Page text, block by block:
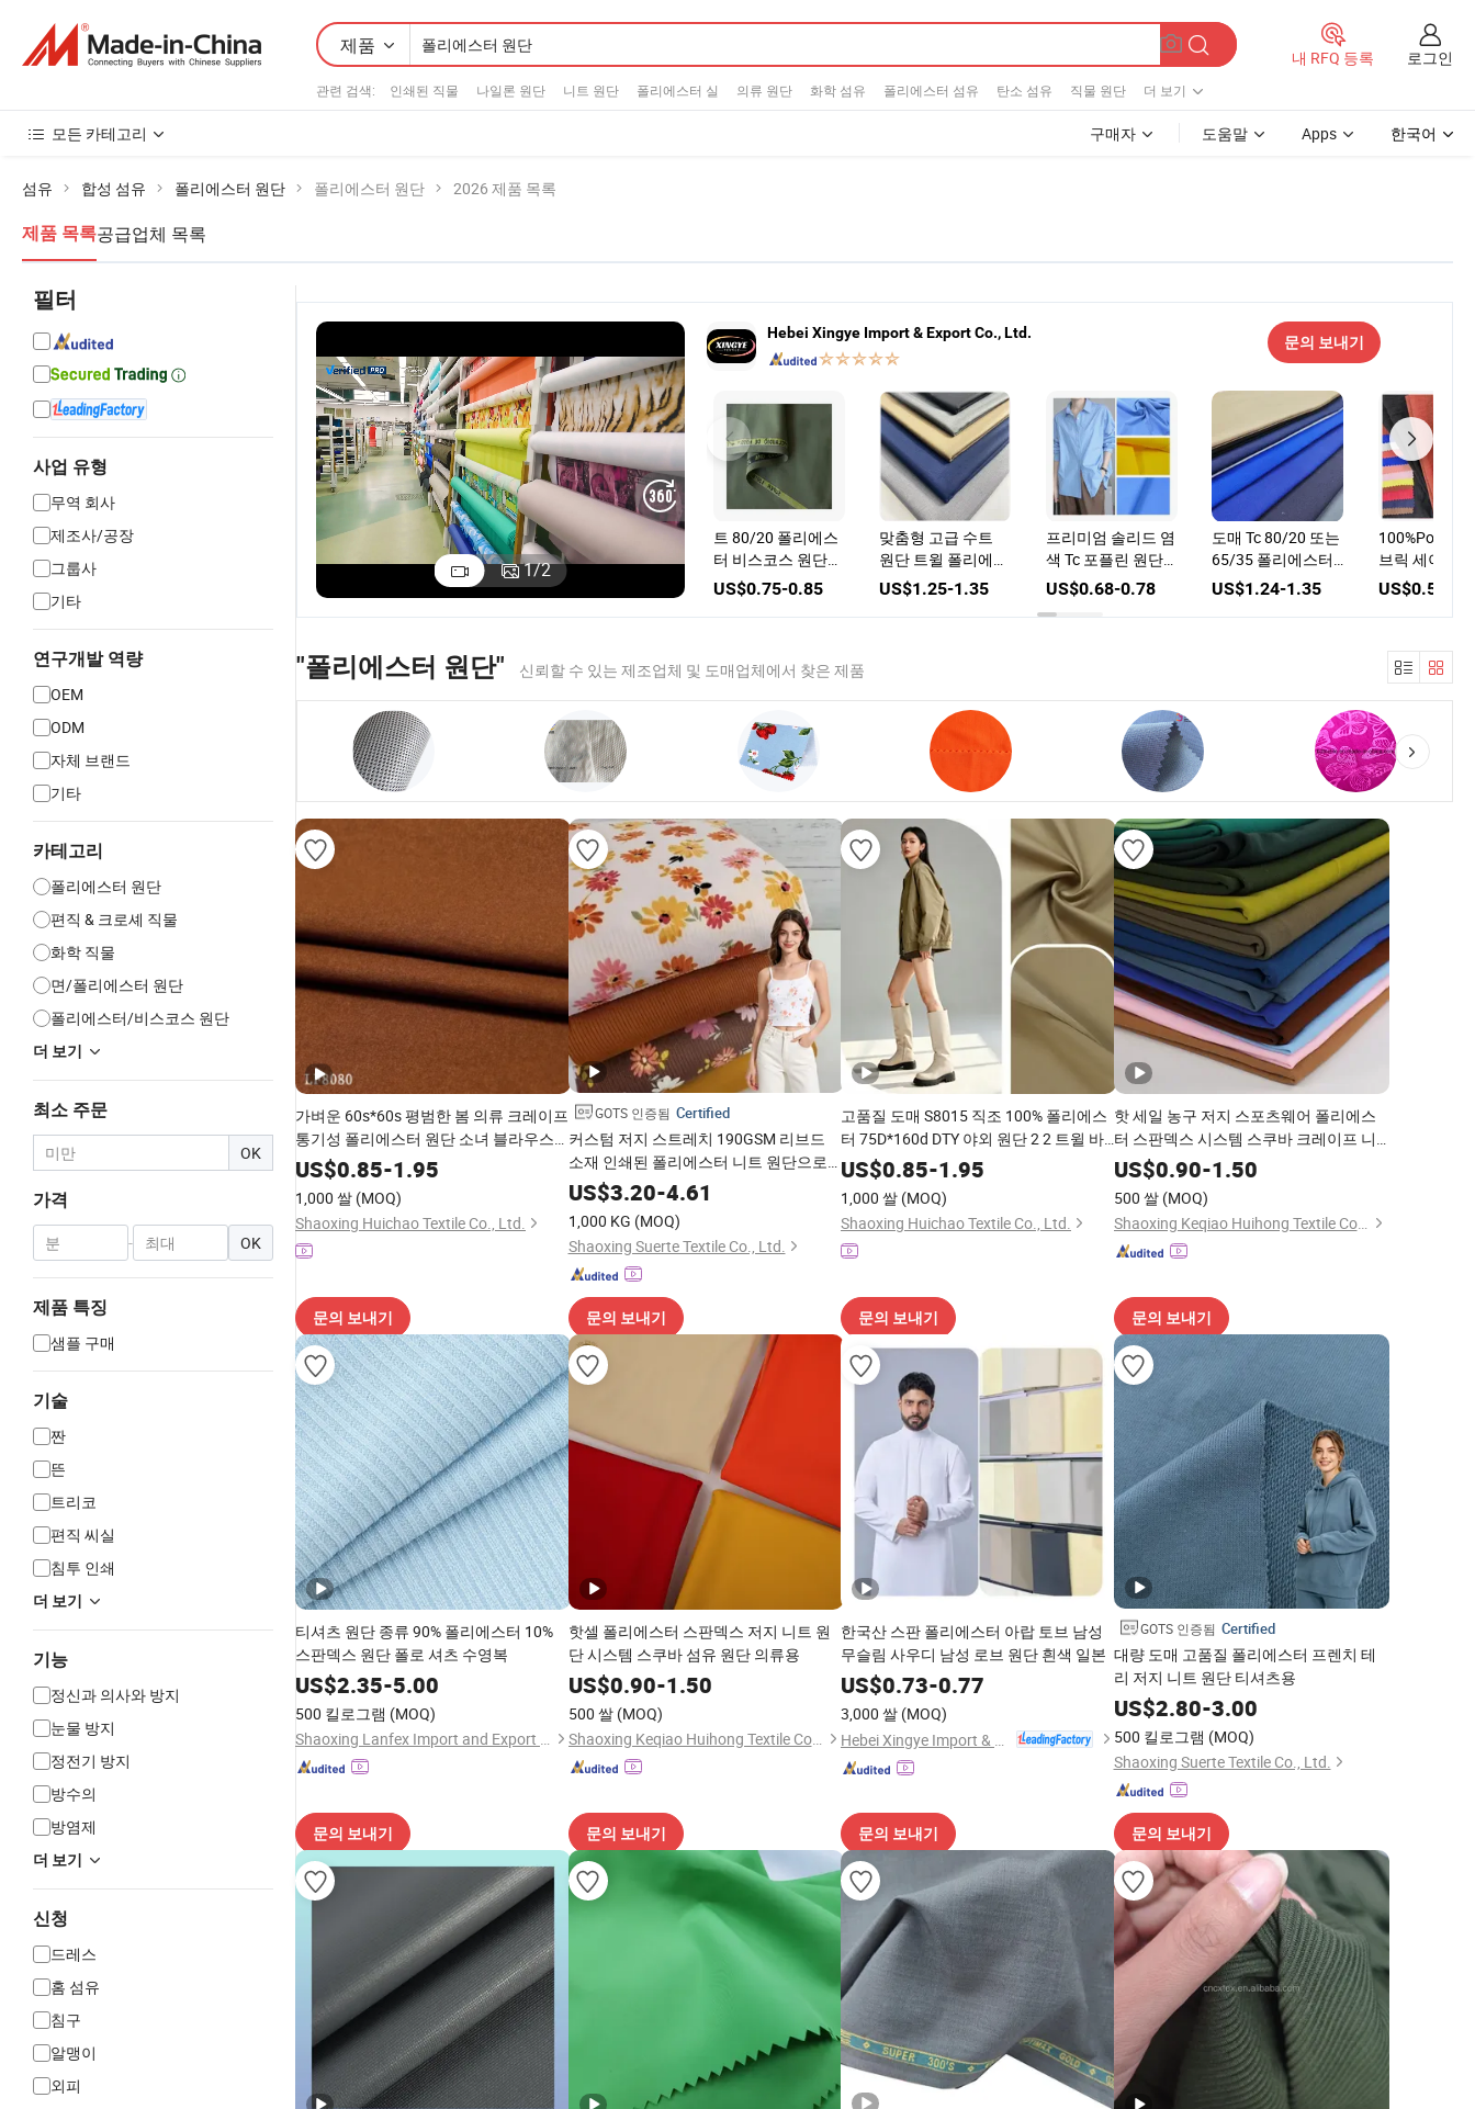
제품
관련 검색: 인쇄된 직물 나일론 원단 니트 원단 폴리에스터 실 의류 원단 화학 섬유 폴리에스터 섬유 탄소 섬유 직물 원단 더 보기
내 RFQ 등록 로그인
모든 카테고리 구매자 도움말 Apps 한국어
섬유 합성 섬유 폴리에스터 원단 폴리에스터 원단 2026 제품 목록
제품 목록공급업체 목록
필터
사업 유형
무역 회사
제조사/공장
그룹사
기타
연구개발 역량
OEM
ODM
자체 브랜드
기타
카테고리
폴리에스터 원단
편직 & 크로셰 직물
화학 직물
면/폴리에스터 원단
폴리에스터/비스코스 원단
더 보기
최소 주문
OK
가격
- OK
제품 특징
샘플 구매
기술
짠
뜬
트리코
편직 씨실
침투 인쇄
더 보기
기능
정신과 의사와 방지
눈물 방지
정전기 방지
방수의
방염제
더 보기
신청
드레스
홈 섬유
침구
알맹이
외피
1/2
Hebei Xingye Import & Export Co., Ltd.
문의 보내기
트 80/20 폴리에스
터 비스코스 원단
직조 평직 무슬림
남성 수트 토요보
아랍 토브 원단
US$0.75-0.85
맞춤형 고급 수트
원단 트윌 폴리에스
단 남성 수트 / 바지
용
US$1.25-1.35
프리미엄 솔리드 염
색 Tc 포플린 원단
포켓 및 안감용
US$0.68-0.78
도매 Tc 80/20 또는
65/35 폴리에스터
면 트윌 원단 작업
복 및 유니폼용
US$1.24-1.35
100%Polyester 패
브릭 세이 크레이프
패브릭 단색 부드럽
고 수축 저항성 아
US$0.58-0.65
100% 폴리에스터
무슬림 남성용 사우
디 아라비아 토브
원단 남성 로브용
US$1.02-1.12
부드러운 100% 비
스코스 30s 레이온
원단 단색 염색 직
물 드레스를 위한
US$0.67-0.78
부드럽고 통기성이
좋은 100% 폴리에
스터 원단으로 만든
토브 및 이슬람 의
US$1.02-1.12
180/210/
트리합성 섬
에스터 비스
단 평직 타탄
US$1.12-
"폴리에스터 원단" 신뢰할 수 있는 제조업체 및 도매업체에서 찾은 제품
가벼운 60s*60s 평범한 봄 의류 크레이프
통기성 폴리에스터 원단 소녀 블라우스
슬림 팬츠 A라인 스커트 및 일상 착용 셔
츠
US$0.85-1.95
1,000 쌀 (MOQ)
Shaoxing Huichao Textile Co., Ltd.
문의 보내기
GOTS 인증됨 Certified
커스텀 저지 스트레치 190GSM 리브드
소재 인쇄된 폴리에스터 니트 원단으로
편안한 착용감
US$3.20-4.61
1,000 KG (MOQ)
Shaoxing Suerte Textile Co., Ltd.
문의 보내기
고품질 도매 S8015 직조 100% 폴리에스
터 75D*160d DTY 야외 원단 2 2 트윌 바
람막이 트렌치 코트 재킷 의류
US$0.85-1.95
1,000 쌀 (MOQ)
Shaoxing Huichao Textile Co., Ltd.
문의 보내기
핫 세일 농구 저지 스포츠웨어 폴리에스
터 스판덱스 시스템 스쿠바 크레이프 니
트 원단 의류용
US$0.90-1.50
500 쌀 (MOQ)
Shaoxing Keqiao Huihong Textile Co., Ltd.
문의 보내기
티셔츠 원단 종류 90% 폴리에스터 10%
스판덱스 원단 폴로 셔츠 수영복
US$2.35-5.00
500 킬로그램 (MOQ)
Shaoxing Lanfex Import and Export Co., Ltd.
문의 보내기
핫셀 폴리에스터 스판덱스 저지 니트 원
단 시스템 스쿠바 섬유 원단 의류용
US$0.90-1.50
500 쌀 (MOQ)
Shaoxing Keqiao Huihong Textile Co., Ltd.
문의 보내기
한국산 스판 폴리에스터 아랍 토브 남성
무슬림 사우디 남성 로브 원단 흰색 일본
US$0.73-0.77
3,000 쌀 (MOQ)
문의 보내기
GOTS 인증됨 Certified
대량 도매 고품질 폴리에스터 프렌치 테
리 저지 니트 원단 티셔츠용
US$2.80-3.00
500 킬로그램 (MOQ)
Shaoxing Suerte Textile Co., Ltd.
문의 보내기